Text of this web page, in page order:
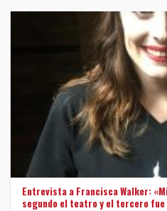
Entrevista a Francisca Walker:
segundo el teatro y el tercero